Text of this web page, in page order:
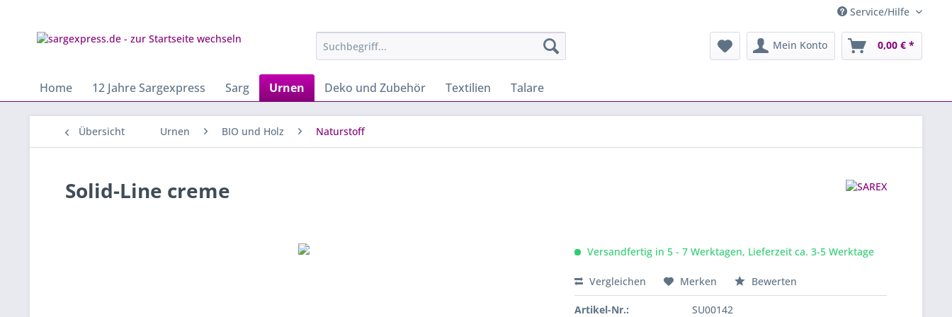
Service/Hilfe
Mein Konto 0,00 € *
Home 12 Jahre Sargexpress Sarg Urnen Deko und Zubehör Textilien Talare
Übersicht Urnen BIO und Holz Naturstoff
Solid-Line creme
Versandfertig in 5 - 7 Werktagen, Lieferzeit ca. 3-5 Werktage
Vergleichen Merken Bewerten
Artikel-Nr.: SU00142